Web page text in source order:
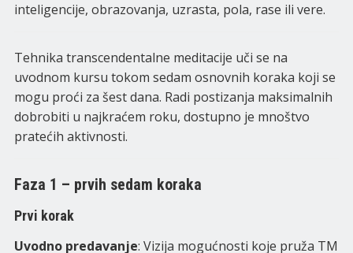
inteligencije, obrazovanja, uzrasta, pola, rase ili vere.
Tehnika transcendentalne meditacije uči se na
uvodnom kursu tokom sedam osnovnih koraka koji se
mogu proći za šest dana. Radi postizanja maksimalnih
dobrobiti u najkraćem roku, dostupno je mnoštvo
pratećih aktivnosti.
Faza 1 – prvih sedam koraka
Prvi korak
Uvodno predavanje: Vizija mogućnosti koje pruža TM